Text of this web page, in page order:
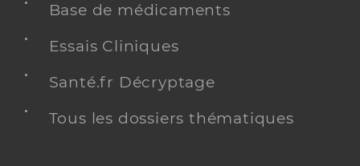
Base de médicaments
Essais Cliniques
Santé.fr Décryptage
Tous les dossiers thématiques